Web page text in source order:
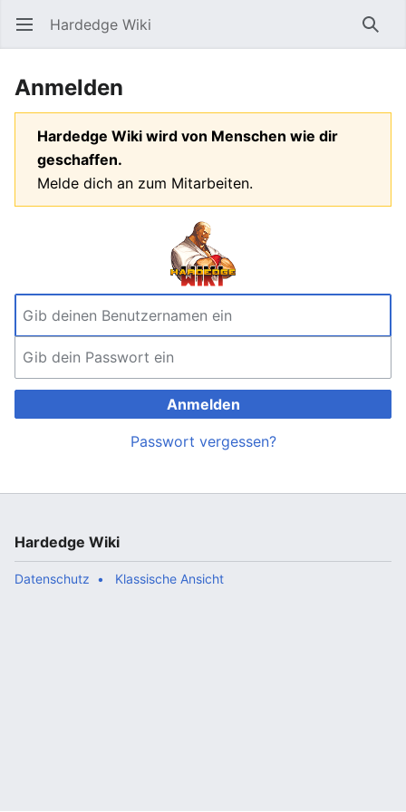
Hauptmenü öffnen Hardedge Wiki
Anmelden
Hardedge Wiki wird von Menschen wie dir
geschaffen.
Melde dich an zum Mitarbeiten.
Anmelden
Passwort vergessen?
Hardedge Wiki
Datenschutz Klassische Ansicht